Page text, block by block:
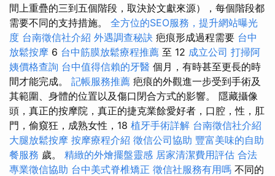
間上重疊的三到五個階段，取決於文獻來源），每個階段都
需要不同的支持措施。 全方位的SEO服務，提升網站曝光
度 台南徵信社介紹 外遇調查秘訣 疤痕形成過程需要 台中
放鬆按摩 6 台中筋膜放鬆療程推薦 至 12 成立公司 打掃阿
姨價格查詢 台中值得信賴的牙醫 個月，有時甚至更長的時
間才能完成。 記帳服務推薦 疤痕的外觀進一步受到手術及
其範圍、身體的位置以及傷口閉合方式的影響。 隱藏攝像
頭，真正的按摩院，真正的捷克業餘愛好者，口腔，性，肛
門，偷窺狂，成熟女性，18 植牙手術詳解 台南徵信社介紹
大腿放鬆按摩 按摩療程介紹 徵信公司協助 豐富美味的自助
餐服務 歲。 精緻的外燴擺盤靈感 居家清潔費用評估 合法
專業徵信協助 台中美式脊椎矯正 徵信社服務有用嗎 不同的